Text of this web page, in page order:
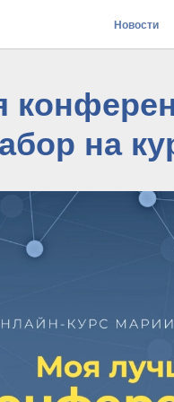
Новости
на